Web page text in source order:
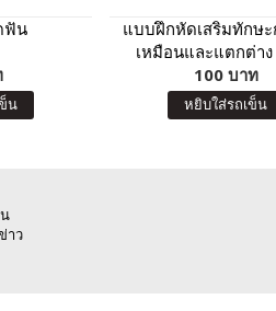
ฟัน
น
แบบฝึกหัดเสริมทักษะ
เหมือนและแตกต่า
อนุบาลขึ้นไป
100 บาท
หยิบใส่รถเข็น
าว